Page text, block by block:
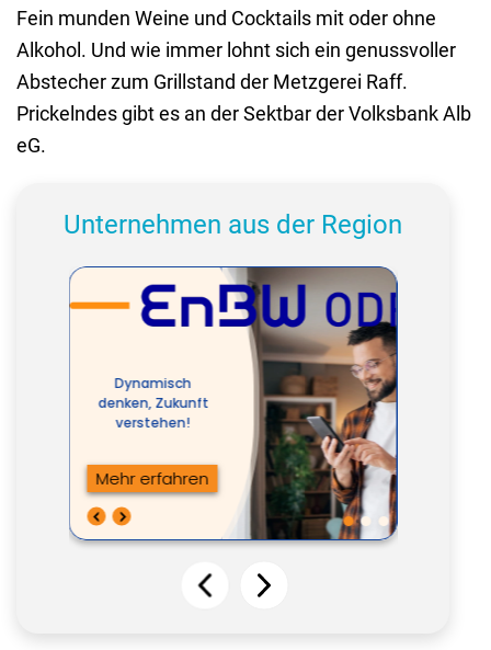
Fein munden Weine und Cocktails mit oder ohne
Alkohol. Und wie immer lohnt sich ein genussvoller
Abstecher zum Grillstand der Metzgerei Raff.
Prickelndes gibt es an der Sektbar der Volksbank Alb
eG.
Unternehmen aus der Region